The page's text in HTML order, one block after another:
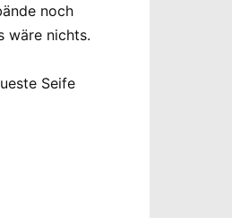
noch
wäre nichts.
Seife